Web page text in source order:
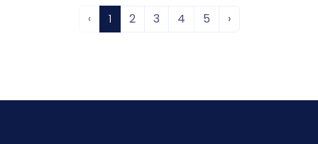
‹ 1 2 3 4 5 ›